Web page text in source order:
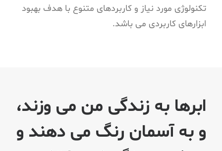
تکنولوژی مورد نیاز و کاربردهای متنوع با هدف بهبود
ابزارهای کاربردی می باشد.
ابرها به زندگی من می وزند،
و به آسمان رنگ می دهند و